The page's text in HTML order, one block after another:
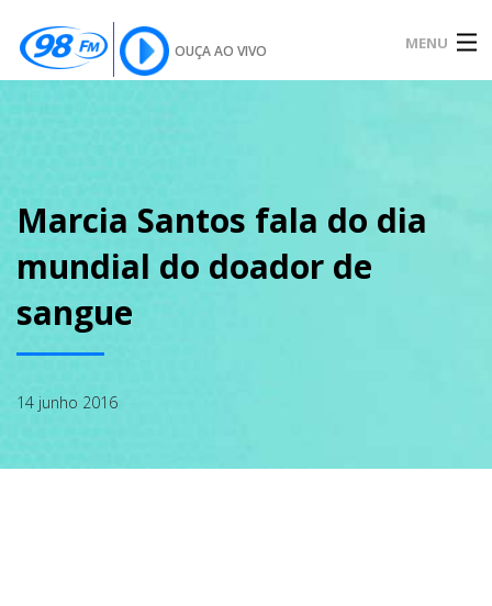
OUÇA AO VIVO MENU
SOBRE
Marcia Santos fala do dia
mundial do doador de
sangue
14 junho 2016